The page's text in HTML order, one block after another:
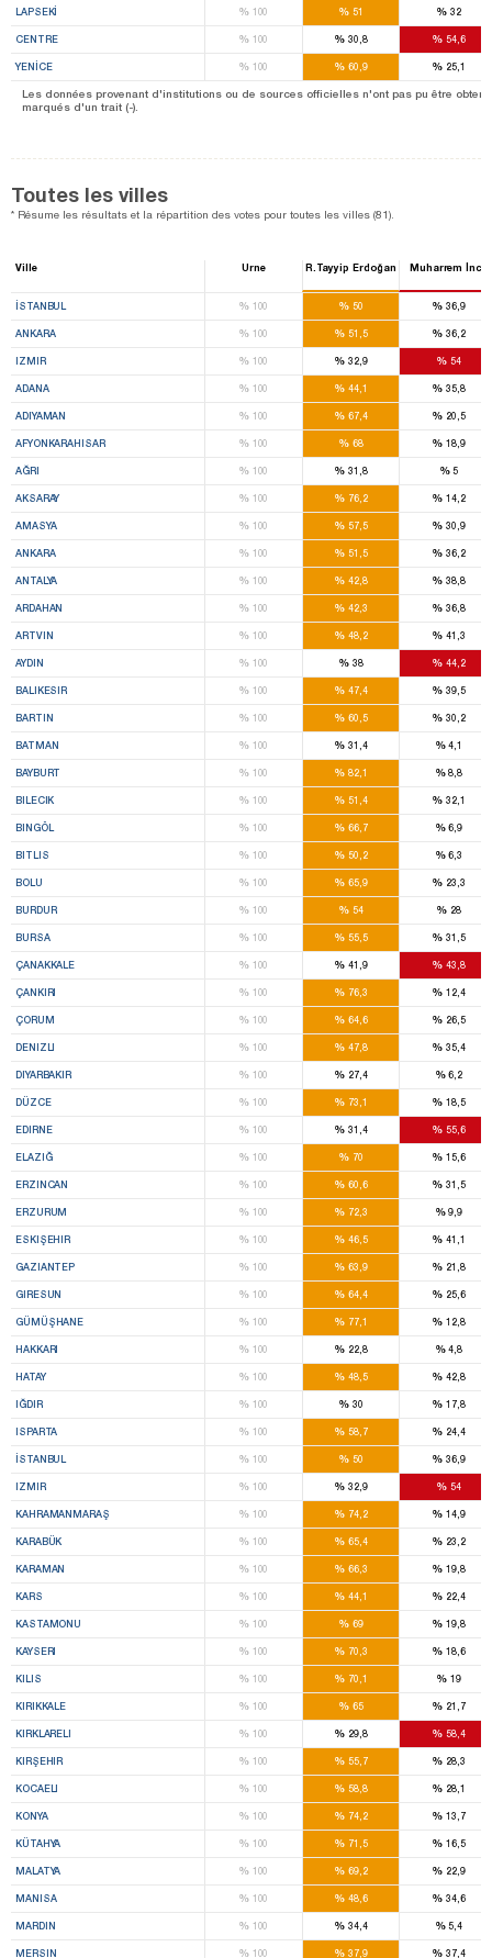
LAPSEKİ %100 % 51 %32
CENTRE %100 % 30,8 % 54,6
YENİCE %100 % 60,9 % 25,1
Les données provenant d'institutions ou de sources officielles n'ont pas pu être
marqués d'un trait (-).
Toutes les villes
* Résume les résultats et la répartition des votes pour toutes les villes (81).
Ville Urne R.Tayyip Erdoğan Muharrem İnce
İSTANBUL %100 % 50 % 36,9
ANKARA %100 % 51,5 % 36,2
IZMIR %100 % 32,9 %54
ADANA %100 % 44,1 % 35,8
ADIYAMAN %100 % 67,4 % 20,5
AFYONKARAHISAR %100 % 68 % 18,9
AĞRI %100 % 31,8 %5
AKSARAY %100 % 76,2 % 14,2
AMASYA %100 % 57,5 % 30,9
ANKARA %100 % 51,5 % 36,2
ANTALYA %100 % 42,8 % 38,8
ARDAHAN %100 % 42,3 % 36,8
ARTVIN %100 % 48,2 % 41,3
AYDIN %100 % 38 % 44,2
BALIKESIR %100 % 47,4 % 39,5
BARTIN %100 % 60,5 % 30,2
BATMAN %100 % 31,4 %4,1
BAYBURT %100 % 82,1 %8,8
BILECIK %100 % 51,4 % 32,1
BINGÖL %100 % 66,7 %6,9
BITLIS %100 % 50,2 %6,3
BOLU %100 % 65,9 % 23,3
BURDUR %100 % 54 %28
BURSA %100 % 55,5 % 31,5
ÇANAKKALE %100 % 41,9 % 43,8
ÇANKIRI %100 % 76,3 % 12,4
ÇORUM %100 % 64,6 % 26,5
DENIZLI %100 % 47,8 % 35,4
DIYARBAKIR %100 % 27,4 %6,2
DÜZCE %100 % 73,1 % 18,5
EDIRNE %100 % 31,4 % 55,6
ELAZIĞ %100 % 70 % 15,6
ERZINCAN %100 % 60,6 % 31,5
ERZURUM %100 % 72,3 %9,9
ESKIŞEHIR %100 % 46,5 % 41,1
GAZIANTEP %100 % 63,9 % 21,8
GIRESUN %100 % 64,4 % 25,6
GÜMÜŞHANE %100 % 77,1 % 12,8
HAKKARI %100 % 22,8 %4,8
HATAY %100 % 48,5 % 42,8
IĞDIR %100 % 30 % 17,8
ISPARTA %100 % 58,7 % 24,4
İSTANBUL %100 % 50 % 36,9
IZMIR %100 % 32,9 %54
KAHRAMANMARAŞ %100 % 74,2 % 14,9
KARABÜK %100 % 65,4 % 23,2
KARAMAN %100 % 66,3 % 19,8
KARS %100 % 44,1 % 22,4
KASTAMONU %100 % 69 % 19,8
KAYSERI %100 % 70,3 % 18,6
KILIS %100 % 70,1 %19
KIRIKKALE %100 % 65 % 21,7
KIRKLARELI %100 % 29,8 % 58,4
KIRŞEHIR %100 % 55,7 % 28,3
KOCAELI %100 % 58,8 % 28,1
KONYA %100 % 74,2 % 13,7
KÜTAHYA %100 % 71,5 % 16,5
MALATYA %100 % 69,2 % 22,9
MANISA %100 % 48,6 % 34,6
MARDIN %100 % 34,4 %5,4
MERSIN %100 % 37,9 % 37,4